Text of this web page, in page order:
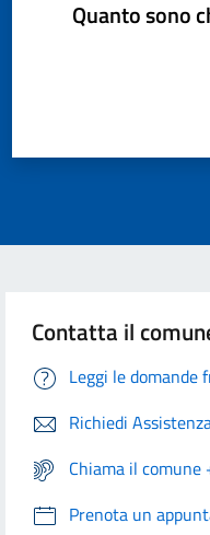
Quanto sono
Contatta il
Leggi le domande
Richiedi
Chiama il
Prenota un